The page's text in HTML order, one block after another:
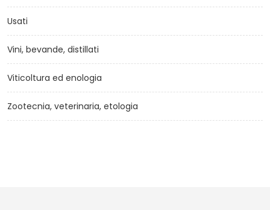
Usati
Vini, bevande, distillati
Viticoltura ed enologia
Zootecnia, veterinaria, etologia